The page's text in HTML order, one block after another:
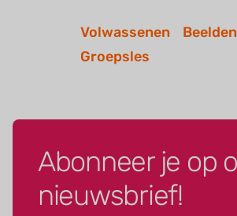
Volwassenen
Groepsles
Abonneer je op
nieuwsbrief!